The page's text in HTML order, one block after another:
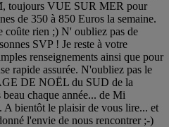
toujours VUE SUR MER pour
de 350 à 850 Euros la semaine.
coûte rien ;) N' oubliez pas de
SVP ! Je reste à votre
renseignements ainsi que pour
rapide assurée. N'oubliez pas le
DE NOËL du SUD de la
chaque année... de Mi
A bientôt le plaisir de vous lire... et
l'envie de nous rencontrer ;-)